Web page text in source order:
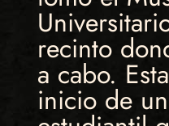
recinto
a cabo.
inicio de